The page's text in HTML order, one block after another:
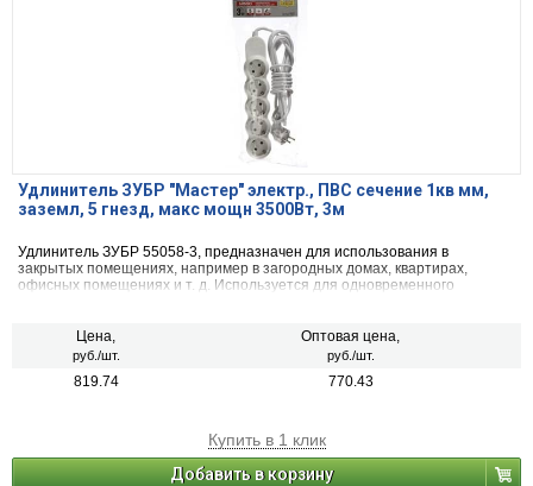
Удлинитель ЗУБР "Мастер" электр., ПВС сечение 1кв мм,
заземл, 5 гнезд, макс мощн 3500Вт, 3м
Удлинитель ЗУБР 55058-3, предназначен для использования в
закрытых помещениях, например в загородных домах, квартирах,
офисных помещениях и т. д. Используется для одновременного
Цена,
руб./шт.
Оптовая цена,
руб./шт.
819.74 770.43
Купить в 1 клик
Добавить в корзину